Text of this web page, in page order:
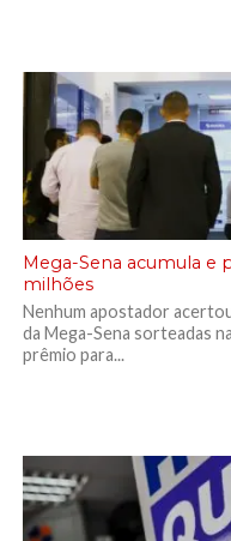
Mega-Sena acumula e
milhões
Nenhum apostador
da Mega-Sena sorteadas
prêmio para...